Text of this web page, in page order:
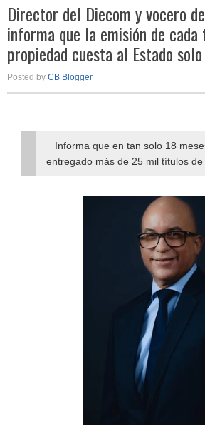
Director del Diecom y vocero
informa que la emisión de
propiedad cuesta al Estado
Posted by CB Blogger
_Informa que en tan solo 18
entregado más de 25 mil títulos de